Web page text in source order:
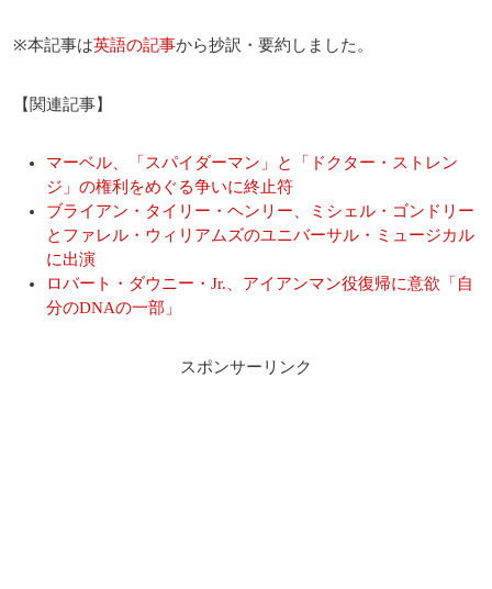
※本記事は英語の記事から抄訳・要約しました。
【関連記事】
マーベル、「スパイダーマン」と「ドクター・ストレン
ジ」の権利をめぐる争いに終止符
ブライアン・タイリー・ヘンリー、ミシェル・ゴンドリー
とファレル・ウィリアムズのユニバーサル・ミュージカル
に出演
ロバート・ダウニー・Jr.、アイアンマン役復帰に意欲「自
分のDNAの一部」
スポンサーリンク